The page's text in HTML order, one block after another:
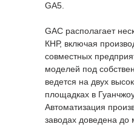
GA5.
GAC располагает
КНР, включая
совместных
моделей под
ведется на двух
площадках в
Автоматизация
заводах доведена до